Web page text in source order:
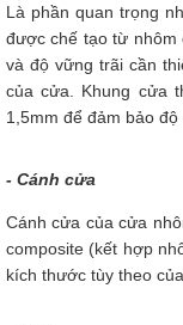
Là phần quan trọng
được chế tạo từ nhôm
và độ vững trãi cần
của cửa. Khung cửa
1,5mm để đảm bảo độ
- Cánh cửa
Cánh cửa của cửa
composite (kết hợp
kích thước tùy theo